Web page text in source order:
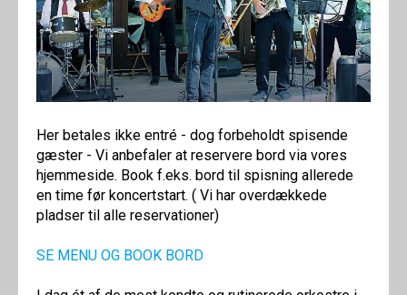
Her betales ikke entré - dog forbeholdt spisende
gæster - Vi anbefaler at reservere bord via vores
hjemmeside. Book f.eks. bord til spisning allerede
en time før koncertstart. ( Vi har overdækkede
pladser til alle reservationer)
SE MENU OG BOOK BORD